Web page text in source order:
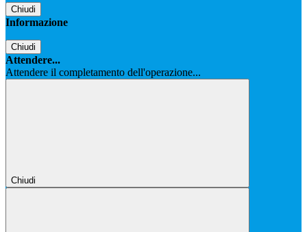
Chiudi
Informazione
Chiudi
Attendere...
Attendere il completamento dell'operazione...
Chiudi